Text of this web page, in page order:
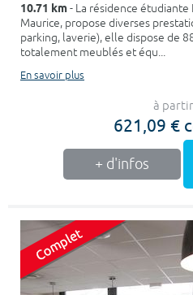
10.71 km- La résidence étudiante
Maurice, propose diverses
parking, laverie), elle dispose de
totalement meublés et équ...
En savoir plus
à
621,09 €
+ d'infos